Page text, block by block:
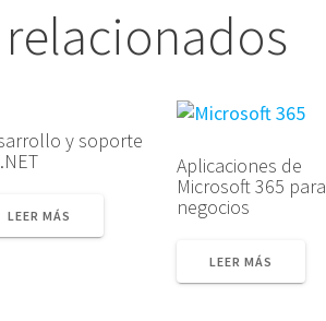
y soporte
LEER MÁS
Aplicaciones de
Microsoft 365 para
negocios
LEER MÁS